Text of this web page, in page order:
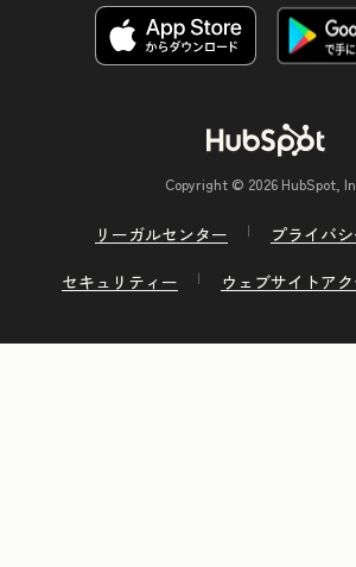
Copyright © 2026 HubSpot,
リーガルセンター
プライバ
セキュリティー
ウェブサイトア